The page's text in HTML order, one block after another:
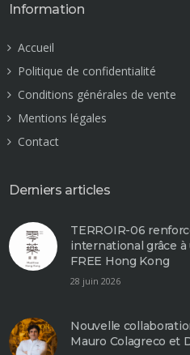
Information
Accueil
Politique de confidentialité
Conditions générales de vente
Mentions légales
Contact
Derniers articles
TERROIR-06
international grâce
FREE Hong Kong
28 juin 2026
Nouvelle
Mauro Colagreco et